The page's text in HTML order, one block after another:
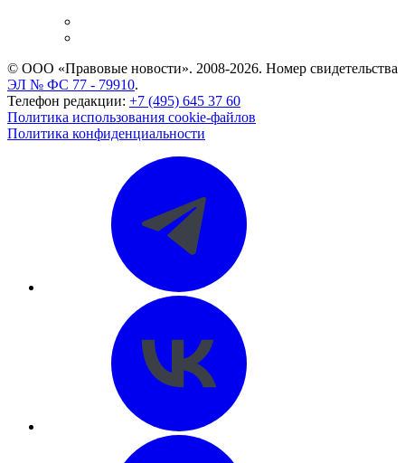
© ООО «Правовые новости». 2008-2026. Номер свидетельства
ЭЛ № ФС 77 - 79910.
Телефон редакции: +7 (495) 645 37 60
Политика использования cookie-файлов
Политика конфиденциальности